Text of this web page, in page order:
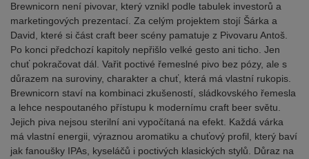
Brewnicorn není pivovar, který vznikl podle tabulek investorů a
marketingových prezentací. Za celým projektem stojí Šárka a
David, které si část craft beer scény pamatuje z Pivovaru Antoš.
Po konci předchozí kapitoly nepřišlo velké gesto ani ticho. Jen
chuť pokračovat dál. Vařit poctivé řemeslné pivo bez pózy, ale s
důrazem na suroviny, charakter a chuť, která má vlastní rukopis.
Brewnicorn staví na kombinaci zkušeností, sládkovského řemesla
a lehce nespoutaného přístupu k modernímu craft beer světu.
Jejich piva nejsou sterilní ani vypočítaná na efekt. Každá várka
má vlastní energii, výraznou aromatiku a chuťový profil, který baví
jak fanoušky IPAs, kyseláčů i poctivých klasických stylů. Důraz na